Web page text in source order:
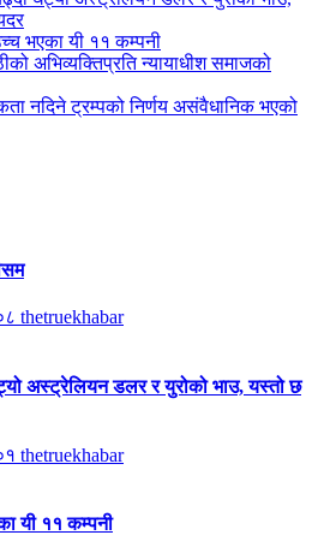
भएका यी ११ कम्पनी
अभिव्यक्तिप्रति न्यायाधीश समाजको
नदिने ट्रम्पको निर्णय असंवैधानिक भएको
thetruekhabar
अस्ट्रेलियन डलर र युरोको भाउ, यस्तो छ
thetruekhabar
यी ११ कम्पनी